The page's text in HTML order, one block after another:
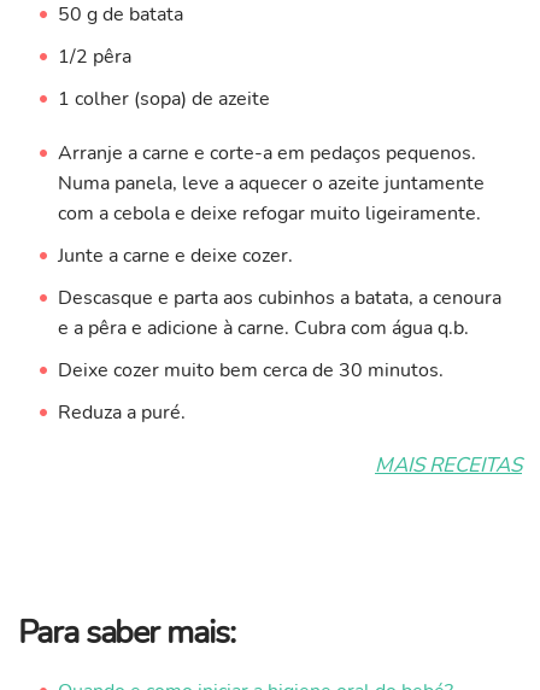
50 g de batata
1/2 pêra
1 colher (sopa) de azeite
Arranje a carne e corte-a em pedaços pequenos.
Numa panela, leve a aquecer o azeite juntamente
com a cebola e deixe refogar muito ligeiramente.
Junte a carne e deixe cozer.
Descasque e parta aos cubinhos a batata, a cenoura
e a pêra e adicione à carne. Cubra com água q.b.
Deixe cozer muito bem cerca de 30 minutos.
Reduza a puré.
MAIS RECEITAS
Para saber mais: